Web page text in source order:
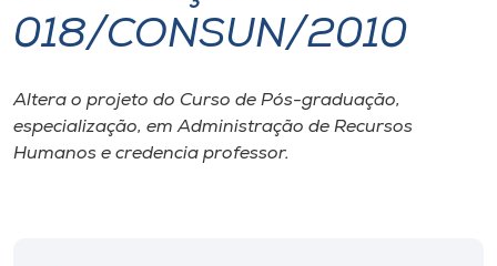
I.nova
Diplomados
018/CONSUN/2010
Altera o projeto do Curso de Pós-graduação,
especialização, em Administração de Recursos
Humanos e credencia professor.